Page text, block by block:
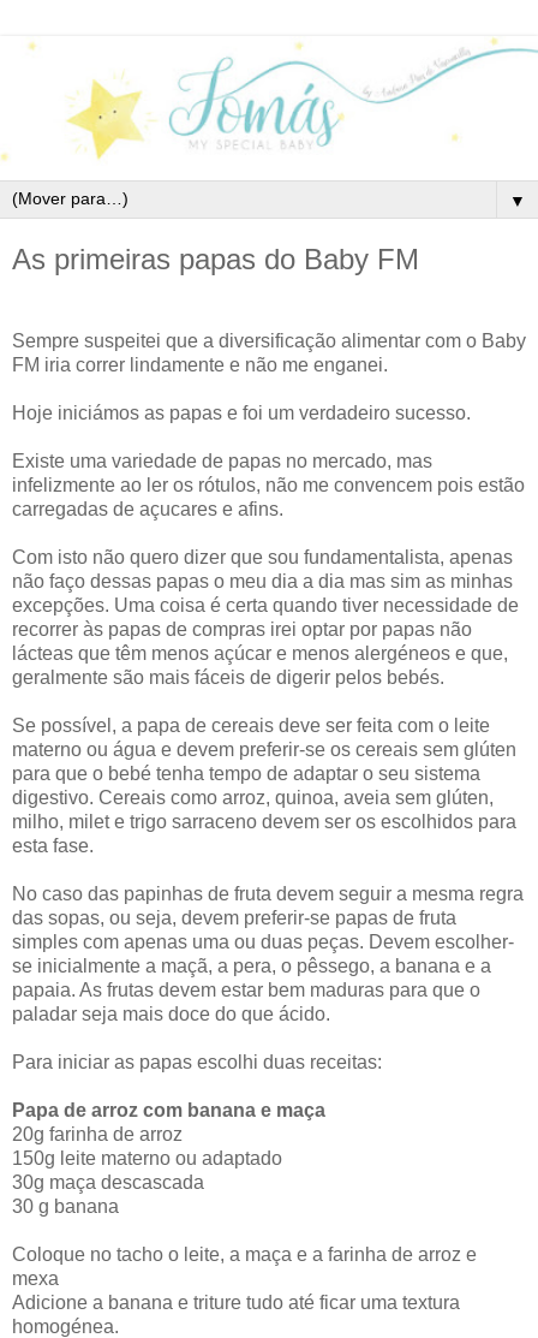
▼
As primeiras papas do Baby FM
Sempre suspeitei que a diversificação alimentar com o Baby
FM iria correr lindamente e não me enganei.
Hoje iniciámos as papas e foi um verdadeiro sucesso.
Existe uma variedade de papas no mercado, mas
infelizmente ao ler os rótulos, não me convencem pois estão
carregadas de açucares e afins.
Com isto não quero dizer que sou fundamentalista, apenas
não faço dessas papas o meu dia a dia mas sim as minhas
excepções. Uma coisa é certa quando tiver necessidade de
recorrer às papas de compras irei optar por papas não
lácteas que têm menos açúcar e menos alergéneos e que,
geralmente são mais fáceis de digerir pelos bebés.
Se possível, a papa de cereais deve ser feita com o leite
materno ou água e devem preferir-se os cereais sem glúten
para que o bebé tenha tempo de adaptar o seu sistema
digestivo. Cereais como arroz, quinoa, aveia sem glúten,
milho, milet e trigo sarraceno devem ser os escolhidos para
esta fase.
No caso das papinhas de fruta devem seguir a mesma regra
das sopas, ou seja, devem preferir-se papas de fruta
simples com apenas uma ou duas peças. Devem escolher-
se inicialmente a maçã, a pera, o pêssego, a banana e a
papaia. As frutas devem estar bem maduras para que o
paladar seja mais doce do que ácido.
Para iniciar as papas escolhi duas receitas:
Papa de arroz com banana e maça
20g farinha de arroz
150g leite materno ou adaptado
30g maça descascada
30 g banana
Coloque no tacho o leite, a maça e a farinha de arroz e
mexa
Adicione a banana e triture tudo até ficar uma textura
homogénea.